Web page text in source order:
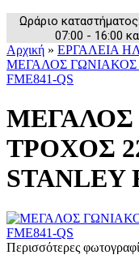
Ωράριο
07:00 - 16:00
Αρχική » ΕΡΓΑΛΕΙΑ
ΜΕΓΑΛΟΣ ΓΩΝΙΑΚΟΣ
FME841-QS
ΜΕΓΑΛΟΣ
ΤΡΟΧΟΣ
STANLEY
Περισσότερες